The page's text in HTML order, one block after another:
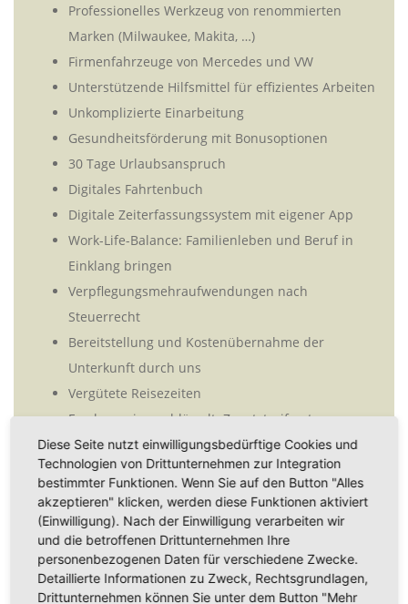
Professionelles Werkzeug von renommierten
Marken (Milwaukee, Makita, …)
Firmenfahrzeuge von Mercedes und VW
Unterstützende Hilfsmittel für effizientes Arbeiten
Unkomplizierte Einarbeitung
Gesundheitsförderung mit Bonusoptionen
30 Tage Urlaubsanspruch
Digitales Fahrtenbuch
Digitale Zeiterfassungssystem mit eigener App
Work-Life-Balance: Familienleben und Beruf in
Einklang bringen
Verpflegungsmehraufwendungen nach
Steuerrecht
Bereitstellung und Kostenübernahme der
Unterkunft durch uns
Vergütete Reisezeiten
Erschwerniszuschläge lt. Zusatztarifvertrag
Betriebliche Altersvorsorge über SOKA
Nutzung modernster Messtechniken, Steinfräsen
und 3D-Scans
Vielfältige Baustellen - lokal, national und
international
Folgende Arbeitsaufgaben warten auf Sie:
Diese Seite nutzt einwilligungsbedürftige Cookies und
Technologien von Drittunternehmen zur Integration
bestimmter Funktionen. Wenn Sie auf den Button "Alles
akzeptieren" klicken, werden diese Funktionen aktiviert
(Einwilligung). Nach der Einwilligung verarbeiten wir
und die betroffenen Drittunternehmen Ihre
personenbezogenen Daten für verschiedene Zwecke.
Detaillierte Informationen zu Zweck, Rechtsgrundlagen,
Drittunternehmen können Sie unter dem Button "Mehr